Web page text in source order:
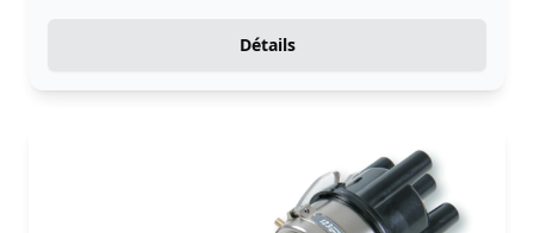
Détails